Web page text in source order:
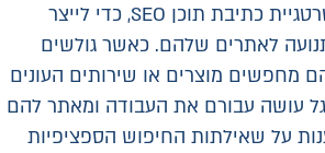
אתרים מפתחים אסטרטגיית כתיבת תוכן SEO, כדי לייצר
לאתרים שלהם. כאשר גולשים
מחפשים מוצרים או שירותים העונים
עושה עבורם את העבודה ומאתר להם
על שאילתות החיפוש הספציפיות